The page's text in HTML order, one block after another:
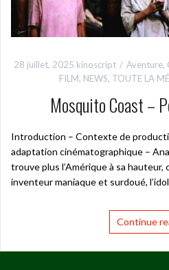
28 juillet, 2025 kinoscript Aventure,
FILM, NEWS, TOUTE LA
Mosquito Coast –
Introduction – Contexte de
adaptation cinématographique –
trouve plus l’Amérique à sa hauteur,
inventeur maniaque et surdoué,
Continue